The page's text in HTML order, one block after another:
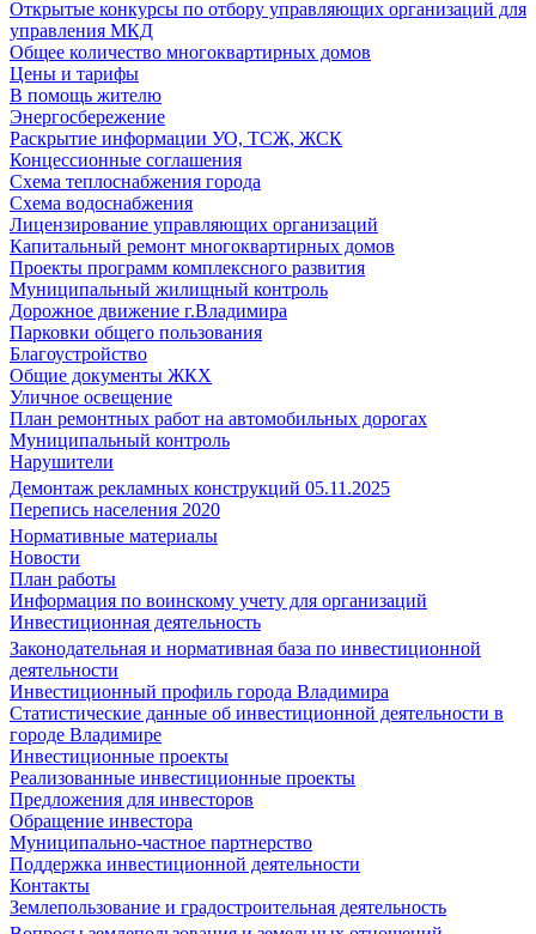
Открытые конкурсы по отбору управляющих организаций для
управления МКД
Общее количество многоквартирных домов
Цены и тарифы
В помощь жителю
Энергосбережение
Раскрытие информации УО, ТСЖ, ЖСК
Концессионные соглашения
Схема теплоснабжения города
Схема водоснабжения
Лицензирование управляющих организаций
Капитальный ремонт многоквартирных домов
Проекты программ комплексного развития
Муниципальный жилищный контроль
Дорожное движение г.Владимира
Парковки общего пользования
Благоустройство
Общие документы ЖКХ
Уличное освещение
План ремонтных работ на автомобильных дорогах
Муниципальный контроль
Нарушители
Демонтаж рекламных конструкций 05.11.2025
Перепись населения 2020
Нормативные материалы
Новости
План работы
Информация по воинскому учету для организаций
Инвестиционная деятельность
Законодательная и нормативная база по инвестиционной
деятельности
Инвестиционный профиль города Владимира
Статистические данные об инвестиционной деятельности в
городе Владимире
Инвестиционные проекты
Реализованные инвестиционные проекты
Предложения для инвесторов
Обращение инвестора
Муниципально-частное партнерство
Поддержка инвестиционной деятельности
Контакты
Землепользование и градостроительная деятельность